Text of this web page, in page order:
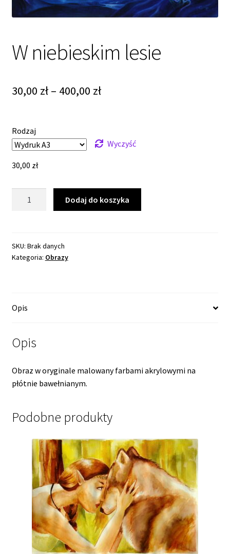
W niebieskim lesie
30,00 zł – 400,00 złZakres
30,00 zł
Rodzaj
Wyczyść
30,00 zł
Dodaj do koszyka
SKU: Brak danych
Kategoria: Obrazy
Opis
Opis
Obraz w oryginale malowany farbami akrylowymi na
płótnie bawełnianym.
Podobne produkty